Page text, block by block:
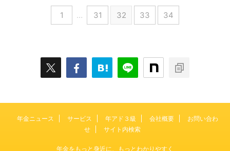
1 … 31 32 33 34
年金ニュース サービス 年アド３級 会社概要
お問い合わ
せ
サイト内検索
年金をもっと身近に、もっとわかりやすく